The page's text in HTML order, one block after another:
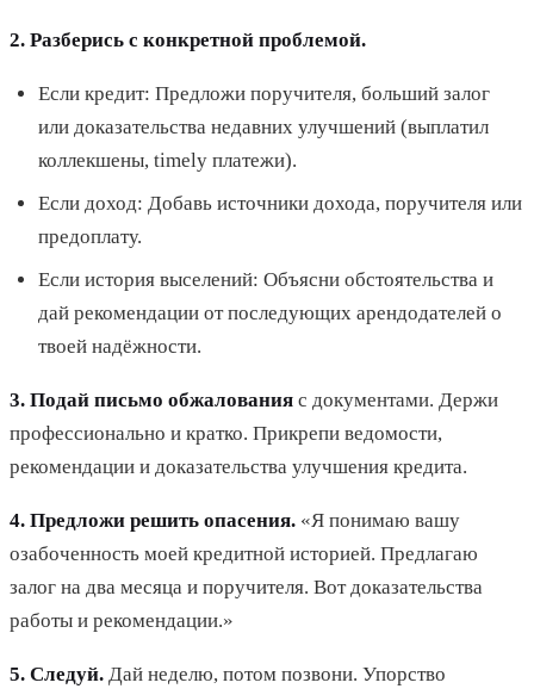
2. Разберись с конкретной проблемой.
Если кредит: Предложи поручителя, больший залог
или доказательства недавних улучшений (выплатил
коллекшены, timely платежи).
Если доход: Добавь источники дохода, поручителя или
предоплату.
Если история выселений: Объясни обстоятельства и
дай рекомендации от последующих арендодателей о
твоей надёжности.
3. Подай письмо обжалования с документами. Держи
профессионально и кратко. Прикрепи ведомости,
рекомендации и доказательства улучшения кредита.
4. Предложи решить опасения. «Я понимаю вашу
озабоченность моей кредитной историей. Предлагаю
залог на два месяца и поручителя. Вот доказательства
работы и рекомендации.»
5. Следуй. Дай неделю, потом позвони. Упорство